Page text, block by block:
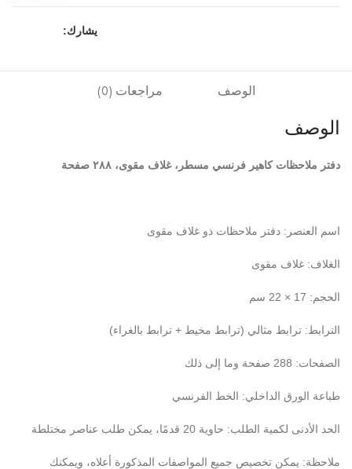
يشارك:
الوصف مراجعات (0)
الوصف
دفتر ملاحظات كاهير فرنسي مسطر، غلاف مقوى، ٢٨٨ صفحة
اسم العنصر: دفتر ملاحظات ذو غلاف مقوى
الغلاف: غلاف مقوى
الحجم: 17 × 22 سم
الترابط: ترابط مثالي (ترابط مخيط + ترابط بالغراء)
الصفحات: 288 صفحة وما إلى ذلك
طباعة الورق الداخلي: الخط الفرنسي
الحد الأدنى لكمية الطلب: حاوية 20 قدمًا، يمكن طلب عناصر مختلطة
ملاحظة: يمكن تخصيص جميع المواصفات المذكورة أعلاه، ويمكنك